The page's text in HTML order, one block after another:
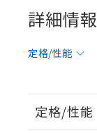
詳細情報
定格/性能
定格/性能